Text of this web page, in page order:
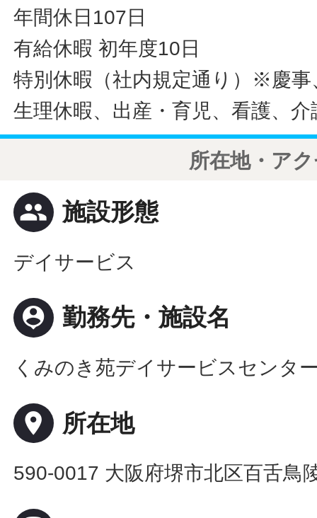
年間休日107日
有給休暇 初年度10日
特別休暇（社内規定通り）※慶事
生理休暇、出産・育児、看護、介
所在地・ア
people 施設形態
デイサービス
person_pin 勤務先・施設名
くみのき苑デイサービスセンタ
place 所在地
590-0017 大阪府堺市北区百舌鳥